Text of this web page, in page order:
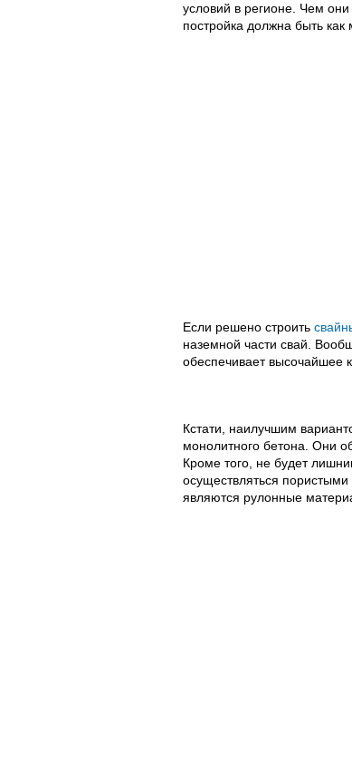
условий в регионе. Чем
постройка должна быть как
Если решено строить
наземной части свай.
обеспечивает высочайшее
Кстати, наилучшим
монолитного бетона. Они
Кроме того, не будет
осуществляться
являются рулонные